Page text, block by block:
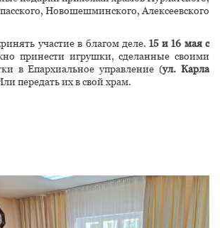
Новошешминского, Алексеевского
участие в благом деле.15 и 16 мая с
принести игрушки, сделанные своими
в Епархиальное управление (ул. Карла
передать их в свой храм.